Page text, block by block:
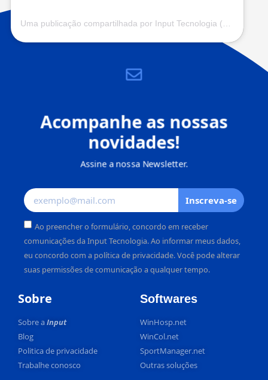
Uma publicação compartilhada por Input Tecnologia (@input.com.vc)
Acompanhe as nossas
novidades!
Assine a nossa Newsletter.
Ao preencher o formulário, concordo em receber
comunicações da Input Tecnologia. Ao informar meus dados,
eu concordo com a política de privacidade. Você pode alterar
suas permissões de comunicação a qualquer tempo.
Inscreva-se
Sobre
Sobre aInput
Blog
Politica de privacidade
Trabalhe conosco
Softwares
WinHosp.net
WinCol.net
SportManager.net
Outras soluções